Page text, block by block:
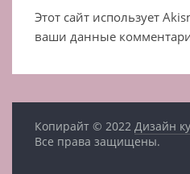
Этот сайт использует
ваши данные
Копирайт © 2022Дизайн
Все права защищены.